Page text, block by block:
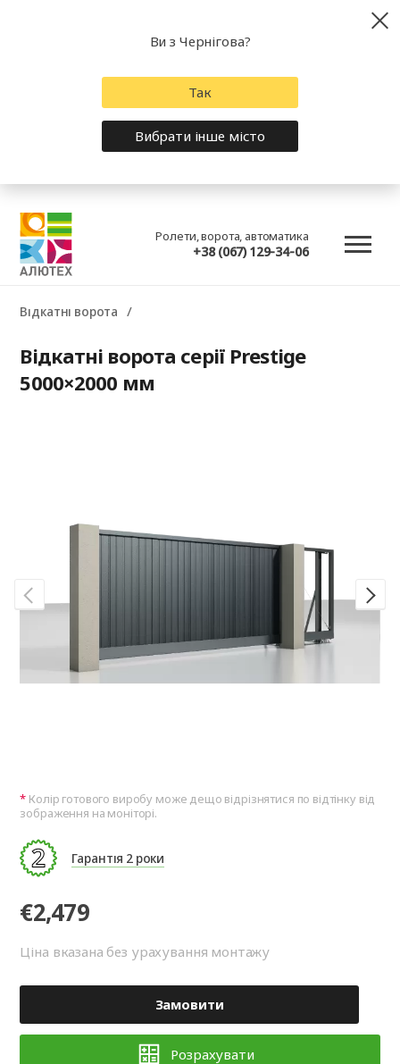
Ролети, ворота, автоматика
+38 (067) 129-34-06
Відкатні ворота
Відкатні ворота серії Prestige
5000×2000 мм
Колір готового виробу може дещо відрізнятися по відтінку від
зображення на моніторі.
Гарантія 2 роки
€2,479
Ціна вказана без урахування монтажу
Замовити
Розрахувати
Ви з Чернігова?
Так
Вибрати інше місто